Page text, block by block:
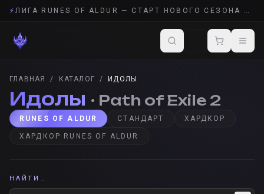
⚡ ЛИГА RUNES OF ALDUR — СТАРТ НОВОГО СЕЗОНА POE 2
ГЛАВНАЯ / КАТАЛОГ / ИДОЛЫ
Идолы · Path of Exile 2
RUNES OF ALDUR СТАНДАРТ ХАРДКОР
ХАРДКОР RUNES OF ALDUR
НАЙТИ…